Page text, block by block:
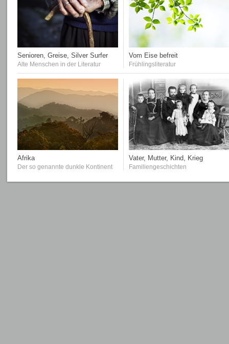
Senioren, Greise, Silver Surfer
Alte Menschen in der Literatur
Vom Eise befreit
Frühlingsliteratur
Afrika
Der so genannte dunkle Kontinent
Vater, Mutter, Kind, Krieg
Familiengeschichten